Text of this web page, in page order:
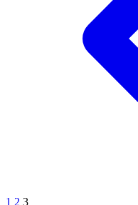
1 2 3